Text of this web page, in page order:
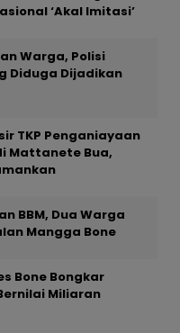
‘Akal Imitasi’
Warga, Polisi
Diduga Dijadikan
TKP Penganiayaan
Mattanete Bua,
BBM, Dua Warga
Mangga Bone
Bone Bongkar
Miliaran